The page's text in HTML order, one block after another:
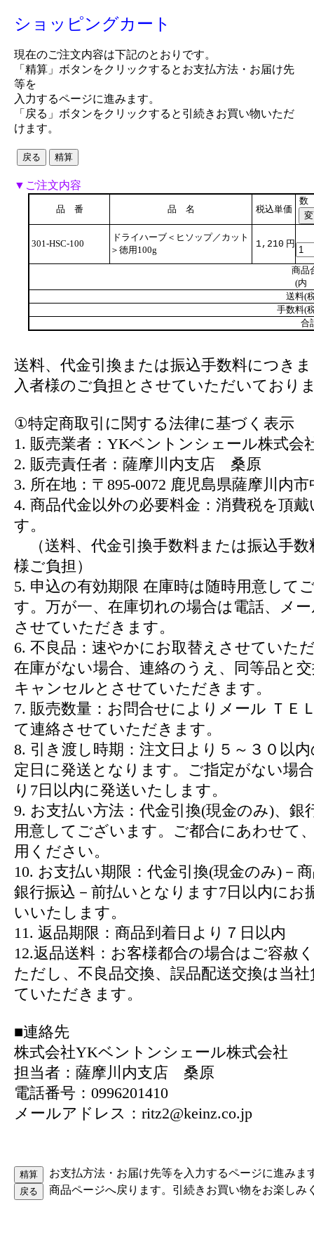
ショッピングカート
現在のご注文内容は下記のとおりです。
「精算」ボタンをクリックするとお支払方法・お届け先
等を
入力するページに進みます。
「戻る」ボタンをクリックすると引続きお買い物いただ
けます。
▼ご注文内容
品 番 品 名 税込単価
数
301-HSC-100
ドライハーブ＜ヒソップ／カット
＞徳用100g
1,210 円
商品
(内
送料(
手数料(
合
送料、代金引換または振込手数料につき
入者様のご負担とさせていただいており
①特定商取引に関する法律に基づく表示
1. 販売業者：YKベントンシェール株式会
2. 販売責任者：薩摩川内支店 桑原
3. 所在地：〒895-0072 鹿児島県薩摩川内市
4. 商品代金以外の必要料金：消費税を頂
す。
（送料、代金引換手数料または振込手数
様ご負担）
5. 申込の有効期限 在庫時は随時用意して
す。万が一、在庫切れの場合は電話、メ
させていただきます。
6. 不良品：速やかにお取替えさせていた
在庫がない場合、連絡のうえ、同等品と
キャンセルとさせていただきます。
7. 販売数量：お問合せによりメール ＴＥ
て連絡させていただきます。
8. 引き渡し時期：注文日より５～３０以
定日に発送となります。ご指定がない場
り7日以内に発送いたします。
9. お支払い方法：代金引換(現金のみ)、銀
用意してございます。ご都合にあわせて
用ください。
10. お支払い期限：代金引換(現金のみ)－
銀行振込－前払いとなります7日以内にお
いいたします。
11. 返品期限：商品到着日より７日以内
12.返品送料：お客様都合の場合はご容赦
ただし、不良品交換、誤品配送交換は当
ていただきます。
■連絡先
株式会社YKベントンシェール株式会社
担当者：薩摩川内支店 桑原
電話番号：0996201410
メールアドレス：ritz2@keinz.co.jp
お支払方法・お届け先等を入力するページに進みま
商品ページへ戻ります。引続きお買い物をお楽しみ